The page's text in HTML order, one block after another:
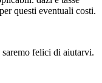
questi eventuali costi.
felici di aiutarvi.